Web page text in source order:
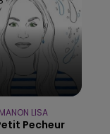
MANON LISA
Pecheur